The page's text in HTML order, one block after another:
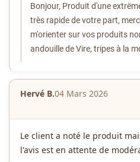
Bonjour, Produit d'une
très rapide de votre part,
m'orienter sur vos produits
andouille de Vire, tripes à la
Hervé B.04 Mars 2026
Le client a noté le produit
l'avis est en attente de